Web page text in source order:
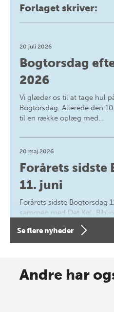
Forlaget skriver:
20 juli 2026
Bogtorsdag
2026
Vi glæder os til at tage hul
Bogtorsdag. Allerede den
til en række oplæg med…
20 maj 2026
Forårets sidste
11. juni
Forårets sidste Bogtorsdag
sammen med Det Kgl.
forfatterne bag vores nyes…
Spar op til 70%
Se flere nyheder
Andre har